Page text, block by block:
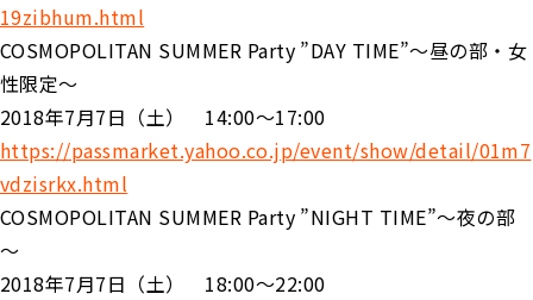
19zibhum.html
COSMOPOLITAN SUMMER Party ”DAY TIME”～昼の部・女
性限定～
2018年7月7日（土） 14:00～17:00
https://passmarket.yahoo.co.jp/event/show/detail/01m7
vdzisrkx.html
COSMOPOLITAN SUMMER Party ”NIGHT TIME”～夜の部
～
2018年7月7日（土） 18:00～22:00